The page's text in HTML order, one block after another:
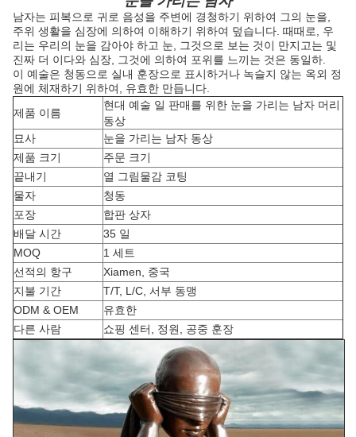
남자는 피복으로 귀로 음성을 주변에 경청하기 위하여 그의 눈을,
주위 생활을 심장에 의하여 이해하기 위하여 덮습니다. 때때로, 우
리는 우리의 눈을 감아야 하고 눈, 그것으로 보는 것이 만지고는 및
진짜 더 이다와 심장, 그것에 의하여 포위를 느끼는 것은 동일하.
이 예술은 청동으로 실내 훈장으로 표시하거나 녹슬지 않는 옥외 정
원에 체재하기 위하여, 유효한 만듭니다.
제품 이름
현대 예술 일 판매를 위한 눈을 가리는 남자 머리
동상
묘사
눈을 가리는 남자 동상
제품 크기
주문 크기
끝내기
열 그림물감 코팅
물자
청동
포장
합판 상자
배달 시간
35 일
MOQ
1 세트
선적의 항구
Xiamen, 중국
지불 기간
T/T, L/C, 서부 동맹
ODM & OEM
유효한
다른 사람
쇼핑 센터, 정원, 공중 훈장